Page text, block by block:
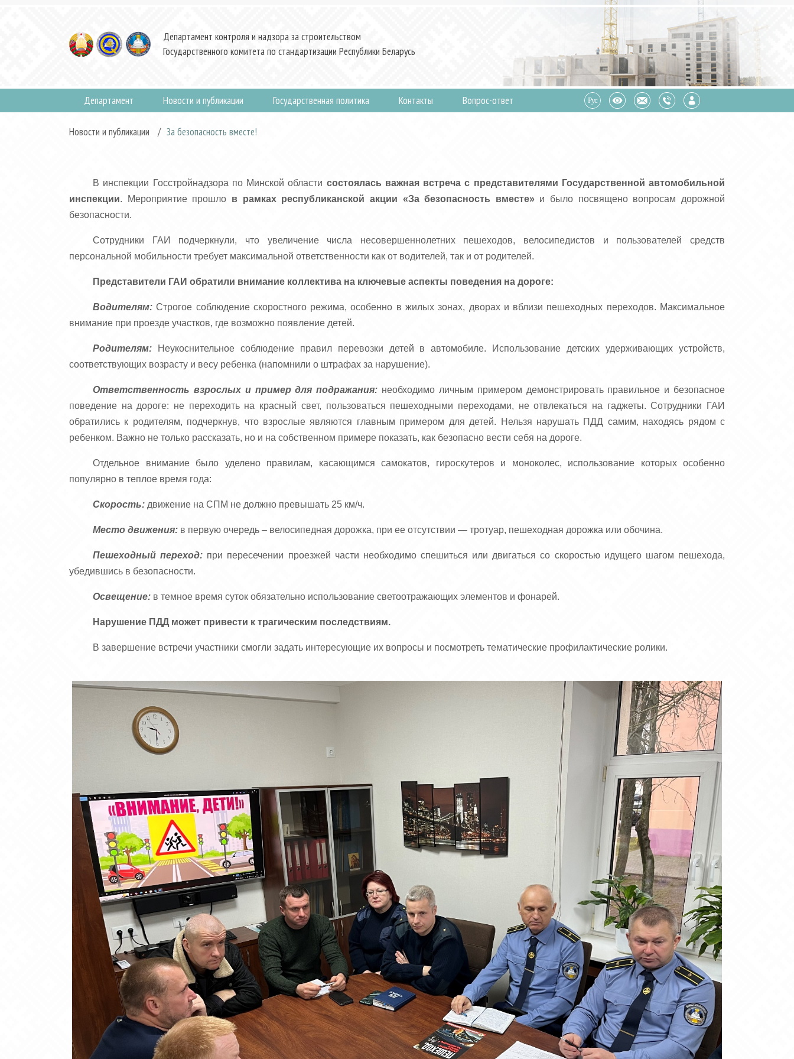
Департамент контроля и надзора за строительством
Государственного комитета по стандартизации Республики Беларусь
Департамент Новости и публикации Государственная политика Контакты Вопрос-ответ
Новости и публикации / За безопасность вместе!
В инспекции Госстройнадзора по Минской области состоялась важная встреча с представителями Государственной автомобильной
инспекции. Мероприятие прошло в рамках республиканской акции «За безопасность вместе»и было посвящено вопросам дорожной
безопасности.
Сотрудники ГАИ подчеркнули, что увеличение числа несовершеннолетних пешеходов, велосипедистов и пользователей средств
персональной мобильности требует максимальной ответственности как от водителей, так и от родителей.
Представители ГАИ обратили внимание коллектива на ключевые аспекты поведения на дороге:
Водителям:Строгое соблюдение скоростного режима, особенно в жилых зонах, дворах и вблизи пешеходных переходов. Максимальное
внимание при проезде участков, где возможно появление детей.
Родителям: Неукоснительное соблюдение правил перевозки детей в автомобиле. Использование детских удерживающих устройств,
соответствующих возрасту и весу ребенка (напомнили о штрафах за нарушение).
Ответственность взрослых и пример для подражания: необходимо личным примером демонстрировать правильное и безопасное
поведение на дороге: не переходить на красный свет, пользоваться пешеходными переходами, не отвлекаться на гаджеты. Сотрудники ГАИ
обратились к родителям, подчеркнув, что взрослые являются главным примером для детей. Нельзя нарушать ПДД самим, находясь рядом с
ребенком. Важно не только рассказать, но и на собственном примере показать, как безопасно вести себя на дороге.
Отдельное внимание было уделено правилам, касающимся самокатов, гироскутеров и моноколес, использование которых особенно
популярно в теплое время года:
Скорость: движение на СПМ не должно превышать 25 км/ч.
Место движения: в первую очередь – велосипедная дорожка, при ее отсутствии — тротуар, пешеходная дорожка или обочина.
Пешеходный переход: при пересечении проезжей части необходимо спешиться или двигаться со скоростью идущего шагом пешехода,
убедившись в безопасности.
Освещение: в темное время суток обязательно использование светоотражающих элементов и фонарей.
Нарушение ПДД может привести к трагическим последствиям.
В завершение встречи участники смогли задать интересующие их вопросы и посмотреть тематические профилактические ролики.